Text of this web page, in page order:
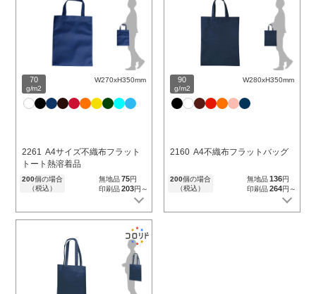
70
g/m2
W270xH350mm
2261 A4サイズ不織布フラット
トート熱溶着品
200個の場合
（税込）
無地品75円
印刷品203円～
90
g/m2
W280xH350mm
2160 A4不織布フラットバッグ
200個の場合
（税込）
無地品136円
印刷品264円～